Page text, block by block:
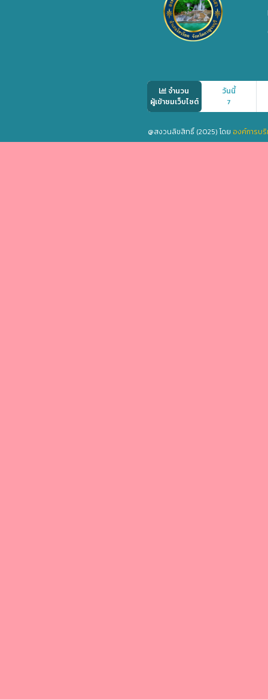
จำนวน
ผู้เข้าชมเว็บไซต์
วันนี้
7
@สงวนลิขสิทธิ์ (2025) โดย องค์การบ